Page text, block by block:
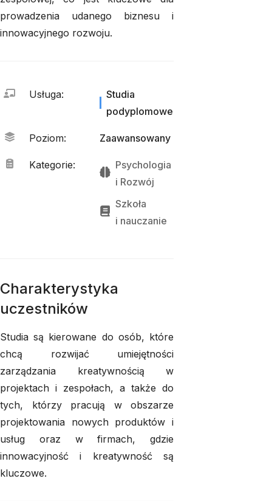
prowadzenia udanego biznesu i
innowacyjnego rozwoju.
Usługa:
Studia
podyplomowe
Poziom: Zaawansowany
Kategorie:
Psychologia
i Rozwój
Szkoła
i nauczanie
Charakterystyka
uczestników
Studia są kierowane do osób, które
chcą rozwijać umiejętności
zarządzania kreatywnością w
projektach i zespołach, a także do
tych, którzy pracują w obszarze
projektowania nowych produktów i
usług oraz w firmach, gdzie
innowacyjność i kreatywność są
kluczowe.